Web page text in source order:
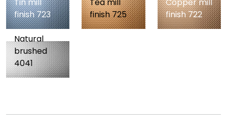
finish 723
finish 725
finish 722
Natural
brushed
4041